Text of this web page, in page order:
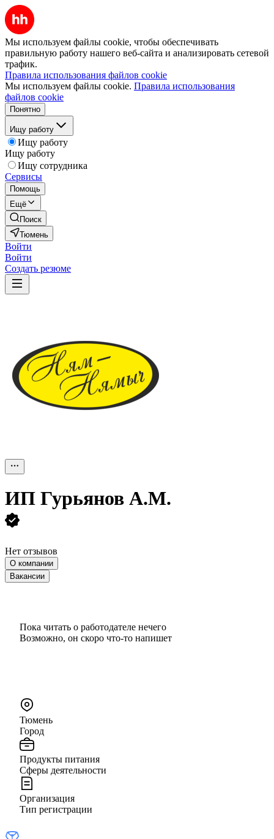
Мы используем файлы cookie, чтобы обеспечивать
правильную работу нашего веб-сайта и анализировать сетевой
трафик.
Правила использования файлов cookie
Мы используем файлы cookie. Правила использования
файлов cookie
Понятно
Ищу работу
Ищу работу
Ищу работу
Ищу сотрудника
Сервисы
Помощь
Ещё
Поиск
Тюмень
Войти
Войти
Создать резюме
ИП Гурьянов А.М.
Нет отзывов
О компании
Вакансии
Пока читать о работодателе нечего
Возможно, он скоро что‑то напишет
Тюмень
Город
Продукты питания
Сферы деятельности
Организация
Тип регистрации